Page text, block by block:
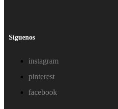
Síguenos
instagram
pinterest
facebook